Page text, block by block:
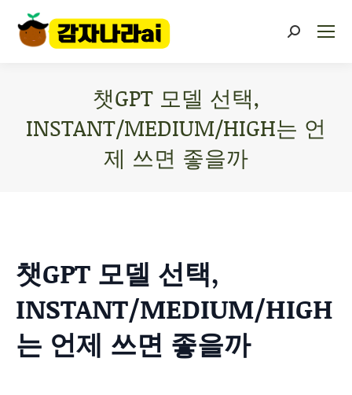
챗GPT 모델 선택,
INSTANT/MEDIUM/HIGH는 언
제 쓰면 좋을까
챗GPT 모델 선택,
INSTANT/MEDIUM/HIGH
는 언제 쓰면 좋을까